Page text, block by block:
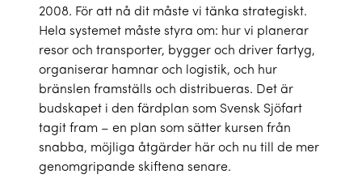
2008. För att nå dit måste vi tänka strategiskt.
Hela systemet måste styra om: hur vi planerar
resor och transporter, bygger och driver fartyg,
organiserar hamnar och logistik, och hur
bränslen framställs och distribueras. Det är
budskapet i den färdplan som Svensk Sjöfart
tagit fram – en plan som sätter kursen från
snabba, möjliga åtgärder här och nu till de mer
genomgripande skiftena senare.